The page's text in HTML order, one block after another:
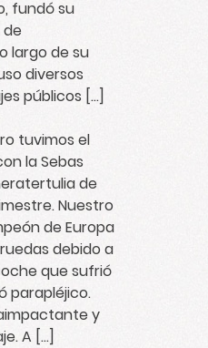
fundó su
largo de su
diversos
públicos […]
tuvimos el
la Sebas
de
Nuestro
de Europa
debido a
que sufrió
parapléjico.
y
A […]